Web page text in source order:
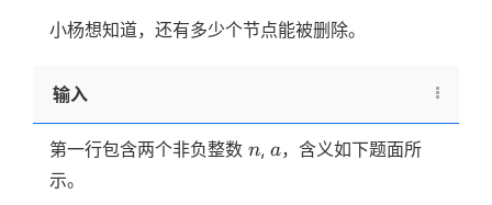
小杨想知道，还有多少个节点能被删除。
输入
第一行包含两个非负整数 n
n, a
a，含义如下题面所
示。